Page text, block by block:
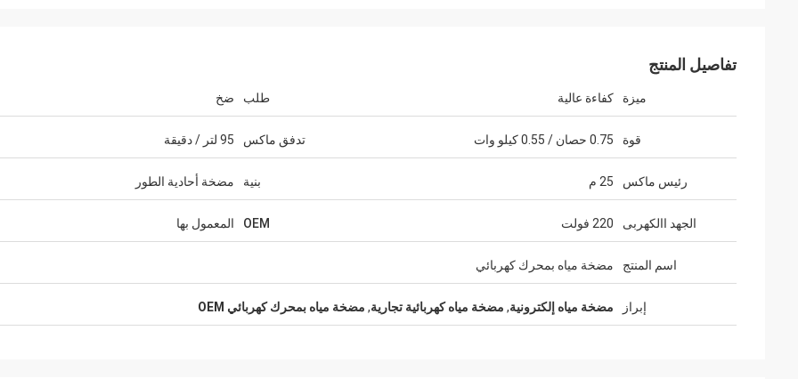
Zhongzhi جيد حقا على تصميم وتصنيع المنتجات.
مهندسين من ذوي الخبرة خدمة لنا لطيفة جدا.
تفاصيل المنتج
ميزة كفاءة عالية طلب ضخ
قوة 0.75 حصان / 0.55 كيلو وات تدفق ماكس 95 لتر / دقيقة
رئيس ماكس 25 م بنية مضخة أحادية الطور
الجهد االكهربى 220 فولت OEM المعمول بها
اسم المنتج مضخة مياه بمحرك كهربائي
إبراز مضخة مياه إلكترونية, مضخة مياه كهربائية تجارية, مضخة مياه بمحرك كهربائي OEM